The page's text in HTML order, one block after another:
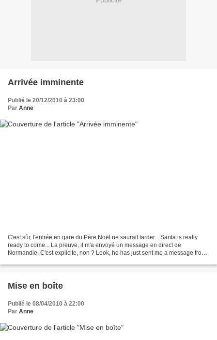
Arrivée imminente
Publié le 20/12/2010 à 23:00
Par Anne
C'est sûr, l'entrée en gare du Père Noël ne saurait tarder... Santa is really
ready to come... La preuve, il m'a envoyé un message en direct de
Normandie. C'est explicite, non ? Look, he has just sent me a message from
Mise en boîte
Publié le 08/04/2010 à 22:00
Par Anne